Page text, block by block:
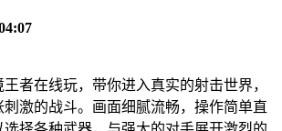
者在线玩，带你进入真实的射击世界，
激的战斗。画面细腻流畅，操作简单直